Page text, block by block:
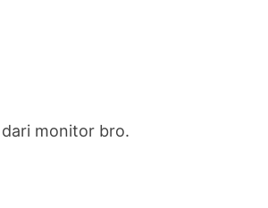
monitor bro.